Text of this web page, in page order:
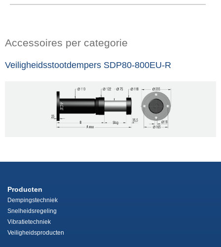
Accessoires per categorie
Veiligheidsstootdempers SDP80-800EU-R
Producten
Dempingstechniek
Snelheidsregeling
Vibratietechniek
Veiligheidsproducten